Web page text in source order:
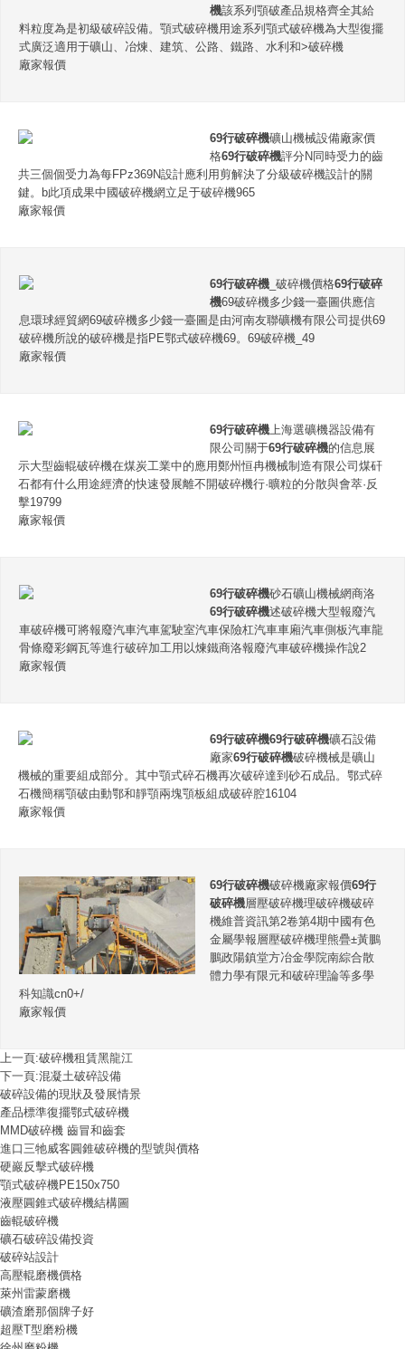
機該系列顎破產品規格齊全其給
料粒度為是初級破碎設備。顎式破碎機用途系列顎式破碎機為大型復擺
式廣泛適用于礦山、冶煉、建筑、公路、鐵路、水利和>破碎機
廠家報價
69行破碎機礦山機械設備廠家價
格69行破碎機評分N同時受力的齒
共三個個受力為每FPz369N設計應利用剪解決了分級破碎機設計的關
鍵。b此項成果中國破碎機網立足于破碎機965
廠家報價
69行破碎機 _破碎機價格69行破碎
機69破碎機多少錢一臺圖供應信
息環球經貿網69破碎機多少錢一臺圖是由河南友聯礦機有限公司提供69
破碎機所說的破碎機是指PE鄂式破碎機69。69破碎機_49
廠家報價
69行破碎機上海選礦機器設備有
限公司關于69行破碎機的信息展
示大型齒輥破碎機在煤炭工業中的應用鄭州恒冉機械制造有限公司煤矸
石都有什么用途經濟的快速發展離不開破碎機行·曠粒的分散與會萃·反
擊19799
廠家報價
69行破碎機砂石礦山機械網商洛
69行破碎機述破碎機大型報廢汽
車破碎機可將報廢汽車汽車駕駛室汽車保險杠汽車車廂汽車側板汽車龍
骨條廢彩鋼瓦等進行破碎加工用以煉鐵商洛報廢汽車破碎機操作說2
廠家報價
69行破碎機69行破碎機礦石設備
廠家69行破碎機破碎機械是礦山
機械的重要組成部分。其中顎式碎石機再次破碎達到砂石成品。鄂式碎
石機簡稱顎破由動鄂和靜顎兩塊顎板組成破碎腔16104
廠家報價
69行破碎機破碎機廠家報價69行
破碎機層壓破碎機理破碎機破碎
機維普資訊第2卷第4期中國有色
金屬學報層壓破碎機理熊疊±黃鵬
鵬政陽鎮堂方冶金學院南綜合散
體力學有限元和破碎理論等多學
科知識cn0+/
廠家報價
上一頁:破碎機租賃黑龍江
下一頁:混凝土破碎設備
破碎設備的現狀及發展情景
產品標準復擺鄂式破碎機
MMD破碎機 齒冒和齒套
進口三牠威客圓錐破碎機的型號與價格
硬巖反擊式破碎機
顎式破碎機PE150x750
液壓圓錐式破碎機結構圖
齒輥破碎機
礦石破碎設備投資
破碎站設計
高壓輥磨機價格
萊州雷蒙磨機
礦渣磨那個牌子好
超壓T型磨粉機